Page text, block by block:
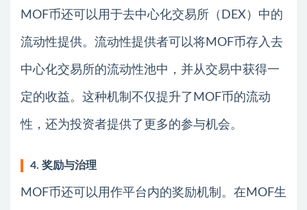
MOF币还可以用于去中心化交易所（DEX）中的
流动性提供。流动性提供者可以将MOF币存入去
中心化交易所的流动性池中，并从交易中获得一
定的收益。这种机制不仅提升了MOF币的流动
性，还为投资者提供了更多的参与机会。
4. 奖励与治理
MOF币还可以用作平台内的奖励机制。在MOF生